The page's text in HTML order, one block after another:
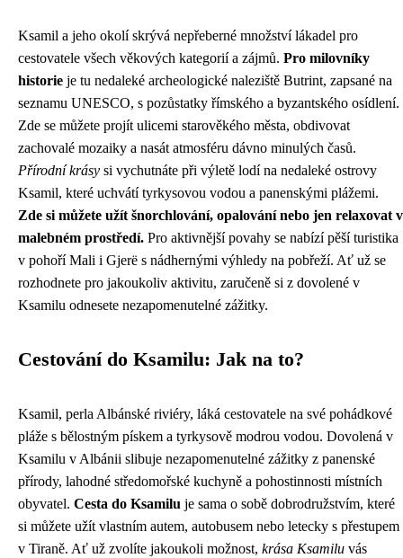
Ksamil a jeho okolí skrývá nepřeberné množství lákadel pro
cestovatele všech věkových kategorií a zájmů. Pro milovníky
historie je tu nedaleké archeologické naleziště Butrint, zapsané na
seznamu UNESCO, s pozůstatky římského a byzantského osídlení.
Zde se můžete projít ulicemi starověkého města, obdivovat
zachovalé mozaiky a nasát atmosféru dávno minulých časů.
Přírodní krásy si vychutnáte při výletě lodí na nedaleké ostrovy
Ksamil, které uchvátí tyrkysovou vodou a panenskými plážemi.
Zde si můžete užít šnorchlování, opalování nebo jen relaxovat v
malebném prostředí. Pro aktivnější povahy se nabízí pěší turistika
v pohoří Mali i Gjerë s nádhernými výhledy na pobřeží. Ať už se
rozhodnete pro jakoukoliv aktivitu, zaručeně si z dovolené v
Ksamilu odnesete nezapomenutelné zážitky.
Cestování do Ksamilu: Jak na to?
Ksamil, perla Albánské riviéry, láká cestovatele na své pohádkové
pláže s bělostným pískem a tyrkysově modrou vodou. Dovolená v
Ksamilu v Albánii slibuje nezapomenutelné zážitky z panenské
přírody, lahodné středomořské kuchyně a pohostinnosti místních
obyvatel. Cesta do Ksamilu je sama o sobě dobrodružstvím, které
si můžete užít vlastním autem, autobusem nebo letecky s přestupem
v Tiraně. Ať už zvolíte jakoukoli možnost, krása Ksamilu vás